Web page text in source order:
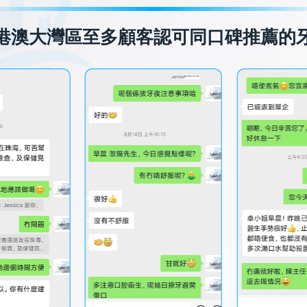
澳大灣區至多顧客認可同口碑推薦的